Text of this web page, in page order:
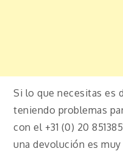
Si lo que necesitas es
teniendo problemas
con el +31 (0) 20
una devolución es